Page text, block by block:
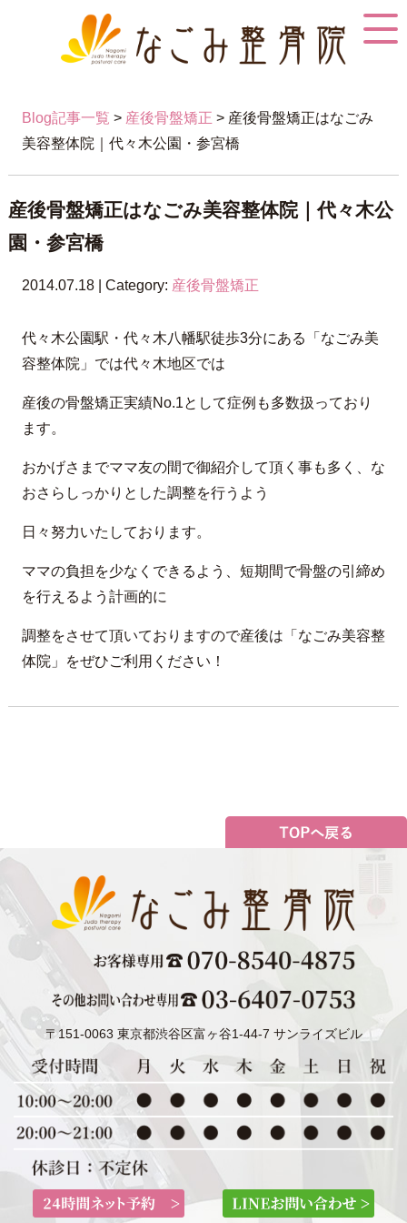
Blog記事一覧 > 産後骨盤矯正 > 産後骨盤矯正はなごみ
美容整体院｜代々木公園・参宮橋
産後骨盤矯正はなごみ美容整体院｜代々木公
園・参宮橋
2014.07.18 | Category: 産後骨盤矯正
代々木公園駅・代々木八幡駅徒歩3分にある「なごみ美
容整体院」では代々木地区では
産後の骨盤矯正実績No.1として症例も多数扱っており
ます。
おかげさまでママ友の間で御紹介して頂く事も多く、な
おさらしっかりとした調整を行うよう
日々努力いたしております。
ママの負担を少なくできるよう、短期間で骨盤の引締め
を行えるよう計画的に
調整をさせて頂いておりますので産後は「なごみ美容整
体院」をぜひご利用ください！
〒151-0063 東京都渋谷区富ヶ谷1-44-7 サンライズビル